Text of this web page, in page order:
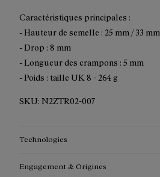
Caractéristiques principales :
- Hauteur de semelle : 25 mm / 33 mm
- Drop : 8 mm
- Longueur des crampons : 5 mm
- Poids : taille UK 8 - 264 g
SKU: N2ZTR02-007
Technologies
Engagement & Origines